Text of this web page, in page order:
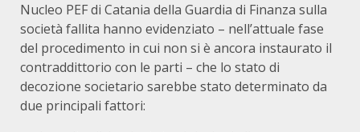
Nucleo PEF di Catania della Guardia di Finanza sulla
società fallita hanno evidenziato – nell’attuale fase
del procedimento in cui non si è ancora instaurato il
contraddittorio con le parti – che lo stato di
decozione societario sarebbe stato determinato da
due principali fattori: